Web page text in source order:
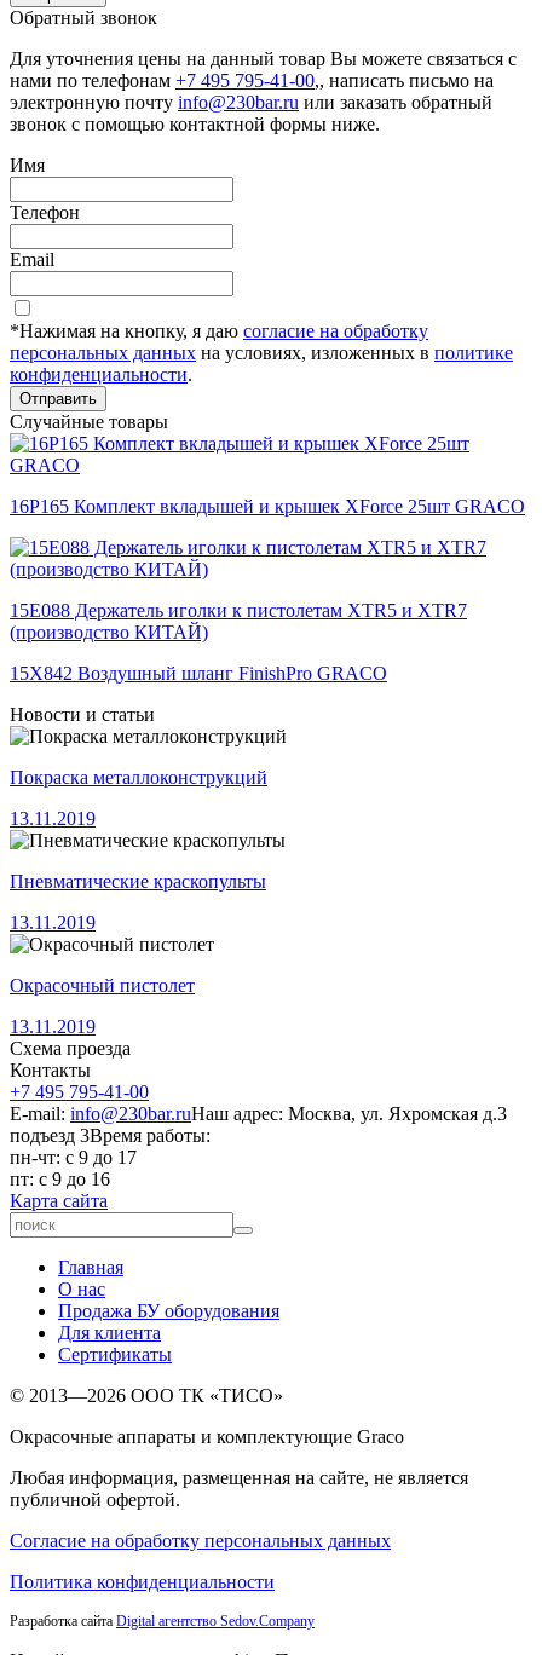
Обратный звонок
Для уточнения цены на данный товар Вы можете связаться с
нами по телефонам +7 495 795-41-00,, написать письмо на
электронную почту info@230bar.ru или заказать обратный
звонок с помощью контактной формы ниже.
Имя
Телефон
Email
*Нажимая на кнопку, я даю согласие на обработку
персональных данных на условиях, изложенных в политике
конфиденциальности.
Отправить
Случайные товары
16P165 Комплект вкладышей и крышек XForce 25шт GRACO
15E088 Держатель иголки к пистолетам XTR5 и XTR7
(производство КИТАЙ)
15X842 Воздушный шланг FinishPro GRACO
Новости и статьи
Покраска металлоконструкций
13.11.2019
Пневматические краскопульты
13.11.2019
Окрасочный пистолет
13.11.2019
Схема проезда
Контакты
+7 495 795-41-00
E-mail: info@230bar.ruНаш адрес: Москва, ул. Яхромская д.3
подъезд 3Время работы:
пн-чт: с 9 до 17
пт: с 9 до 16
Карта сайта
Главная
О нас
Продажа БУ оборудования
Для клиента
Сертификаты
© 2013—2026 ООО ТК «ТИСО»
Окрасочные аппараты и комплектующие Graco
Любая информация, размещенная на сайте, не является
публичной офертой.
Согласие на обработку персональных данных
Политика конфиденциальности
Разработка сайта Digital агентство Sedov.Company